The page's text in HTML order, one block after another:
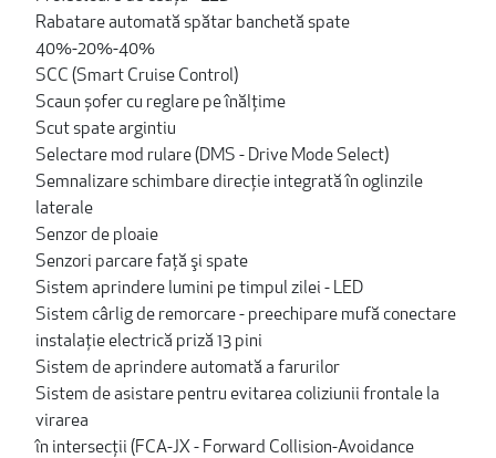
Rabatare automată spătar banchetă spate
40%-20%-40%
SCC (Smart Cruise Control)
Scaun șofer cu reglare pe înălţime
Scut spate argintiu
Selectare mod rulare (DMS - Drive Mode Select)
Semnalizare schimbare direcție integrată în oglinzile
laterale
Senzor de ploaie
Senzori parcare faţă şi spate
Sistem aprindere lumini pe timpul zilei - LED
Sistem cârlig de remorcare - preechipare mufă conectare
instalație electrică priză 13 pini
Sistem de aprindere automată a farurilor
Sistem de asistare pentru evitarea coliziunii frontale la
virarea
în intersecții (FCA-JX - Forward Collision-Avoidance